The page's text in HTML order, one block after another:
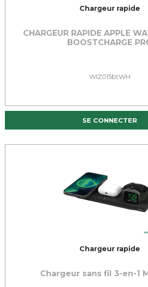
Chargeur rapide
CHARGEUR RAPIDE APPLE
BOOSTCHARGE
WIZ015btWH
SE CONNECTER
Chargeur rapide
Chargeur sans fil 3-en-1